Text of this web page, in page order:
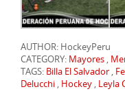
AUTHOR: HockeyPeru
CATEGORY: Mayores ,
TAGS: Billa El Salvador ,
Delucchi , Hockey , Leyla